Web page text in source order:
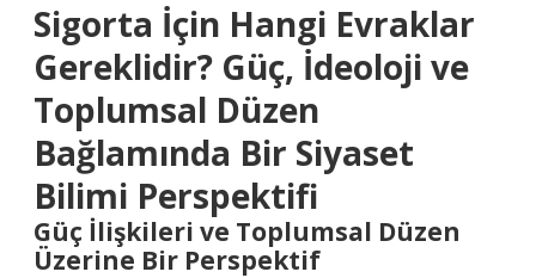
Sigorta İçin Hangi Evraklar
Gereklidir? Güç, İdeoloji ve
Toplumsal Düzen
Bağlamında Bir Siyaset
Bilimi Perspektifi
Güç İlişkileri ve Toplumsal Düzen
Üzerine Bir Perspektif